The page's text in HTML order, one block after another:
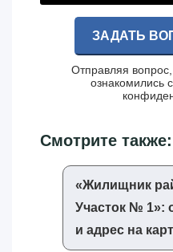
ЗАДАТЬ
Отправляя
ознакомились
Смотрите также:
«‎Жилищник
Участок № 1»‎:
и адрес на